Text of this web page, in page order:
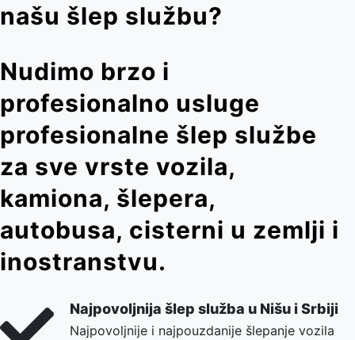
našu šlep službu?
Nudimo brzo i
profesionalno usluge
profesionalne šlep službe
za sve vrste vozila,
kamiona, šlepera,
autobusa, cisterni u zemlji i
inostranstvu.
Najpovoljnija šlep služba u Nišu i Srbiji
Najpovoljnije i najpouzdanije šlepanje vozila